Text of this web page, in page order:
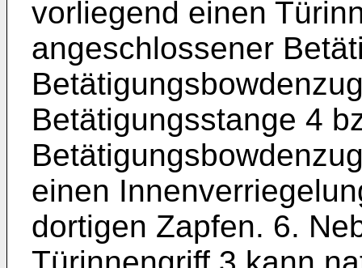
vorliegend einen
angeschlossener
Betätigungsstange 4
einen
dortigen Zapfen. 6.